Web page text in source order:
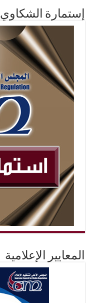
إستمارة الشكاوي
المعايير الإعلامية